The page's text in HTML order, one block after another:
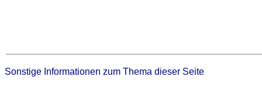
Sonstige Informationen zum Thema dieser Seite